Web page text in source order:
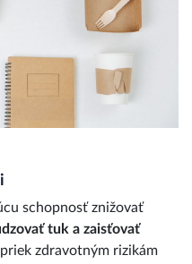
schopnosť znižovať
tuk a zaisťovať
zdravotným rizikám